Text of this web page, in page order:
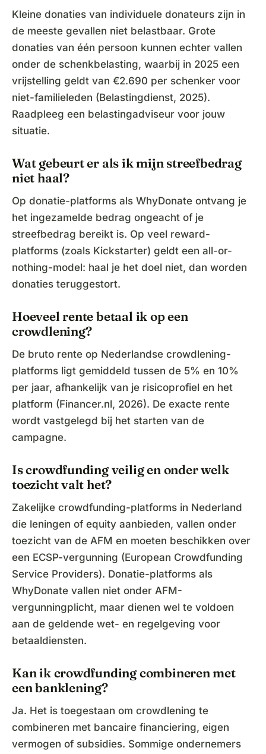
Kleine donaties van individuele donateurs zijn in
de meeste gevallen niet belastbaar. Grote
donaties van één persoon kunnen echter vallen
onder de schenkbelasting, waarbij in 2025 een
vrijstelling geldt van €2.690 per schenker voor
niet-familieleden (Belastingdienst, 2025).
Raadpleeg een belastingadviseur voor jouw
situatie.
Wat gebeurt er als ik mijn streefbedrag
niet haal?
Op donatie-platforms als WhyDonate ontvang je
het ingezamelde bedrag ongeacht of je
streefbedrag bereikt is. Op veel reward-
platforms (zoals Kickstarter) geldt een all-or-
nothing-model: haal je het doel niet, dan worden
donaties teruggestort.
Hoeveel rente betaal ik op een
crowdlening?
De bruto rente op Nederlandse crowdlening-
platforms ligt gemiddeld tussen de 5% en 10%
per jaar, afhankelijk van je risicoprofiel en het
platform (Financer.nl, 2026). De exacte rente
wordt vastgelegd bij het starten van de
campagne.
Is crowdfunding veilig en onder welk
toezicht valt het?
Zakelijke crowdfunding-platforms in Nederland
die leningen of equity aanbieden, vallen onder
toezicht van de AFM en moeten beschikken over
een ECSP-vergunning (European Crowdfunding
Service Providers). Donatie-platforms als
WhyDonate vallen niet onder AFM-
vergunningplicht, maar dienen wel te voldoen
aan de geldende wet- en regelgeving voor
betaaldiensten.
Kan ik crowdfunding combineren met
een banklening?
Ja. Het is toegestaan om crowdlening te
combineren met bancaire financiering, eigen
vermogen of subsidies. Sommige ondernemers